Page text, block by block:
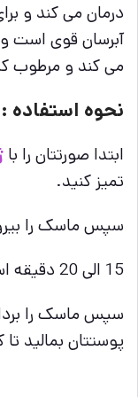
درمان می کند و
آبرسان قوی است
می کند و مرطوب
نحوه استفاده :
ابتدا صورتتان را با
تمیز کنید.
سپس ماسک را
15 الی 20 دقیقه استراحت کنید
سپس ماسک را
پوستتان بمالید